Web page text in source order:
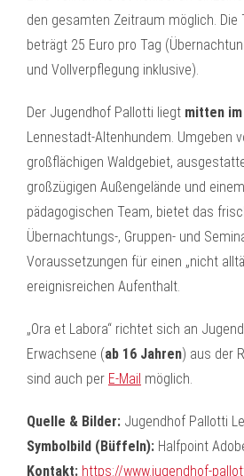
den gesamten Zeitraum möglich. Die
beträgt 25 Euro pro Tag
und Vollverpflegung inklusive).
Der Jugendhof Pallotti liegt mitten
Lennestadt-Altenhundem. Umgeben
großflächigen Waldgebiet,
großzügigen Außengelände und
pädagogischen Team, bietet das
Übernachtungs-, Gruppen- und
Voraussetzungen für einen „nicht
ereignisreichen Aufenthalt.
„Ora et Labora“ richtet sich an
Erwachsene (ab 16 Jahren) aus der
sind auch per E-Mail möglich.
Quelle & Bilder: Jugendhof Pallotti
Symbolbild (Büffeln): Halfpoint
Kontakt: https://www.jugendhof-